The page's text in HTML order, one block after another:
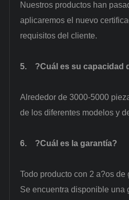
Nuestros productos han
aplicaremos el nuevo
requisitos del cliente.
5. ?Cuál es su capacidad
Alrededor de 3000-5000
de los diferentes modelos y
6. ?Cuál es la garantía?
Todo producto con 2 a?os de
Se encuentra disponible una